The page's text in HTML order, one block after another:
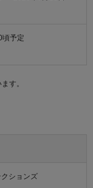
予定
す。
ションズ